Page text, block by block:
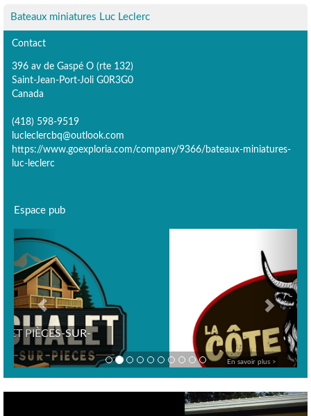
Bateaux miniatures Luc Leclerc
Contact
396 av de Gaspé O (rte 132)
Saint-Jean-Port-Joli G0R3G0
Canada
(418) 598-9519
lucleclercbq@outlook.com
https://www.goexploria.com/company/9366/bateaux-miniatures-
luc-leclerc
Espace pub
En savoir plus >
Previous